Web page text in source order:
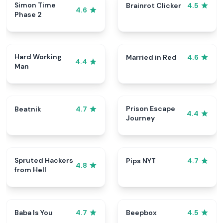
Simon Time
Phase 2
4.6
Brainrot Clicker 4.5
Hard Working
Man
4.4
Married in Red 4.6
Beatnik 4.7
Prison Escape
Journey
4.4
Spruted Hackers
from Hell
4.8
Pips NYT 4.7
Baba Is You 4.7 Beepbox 4.5